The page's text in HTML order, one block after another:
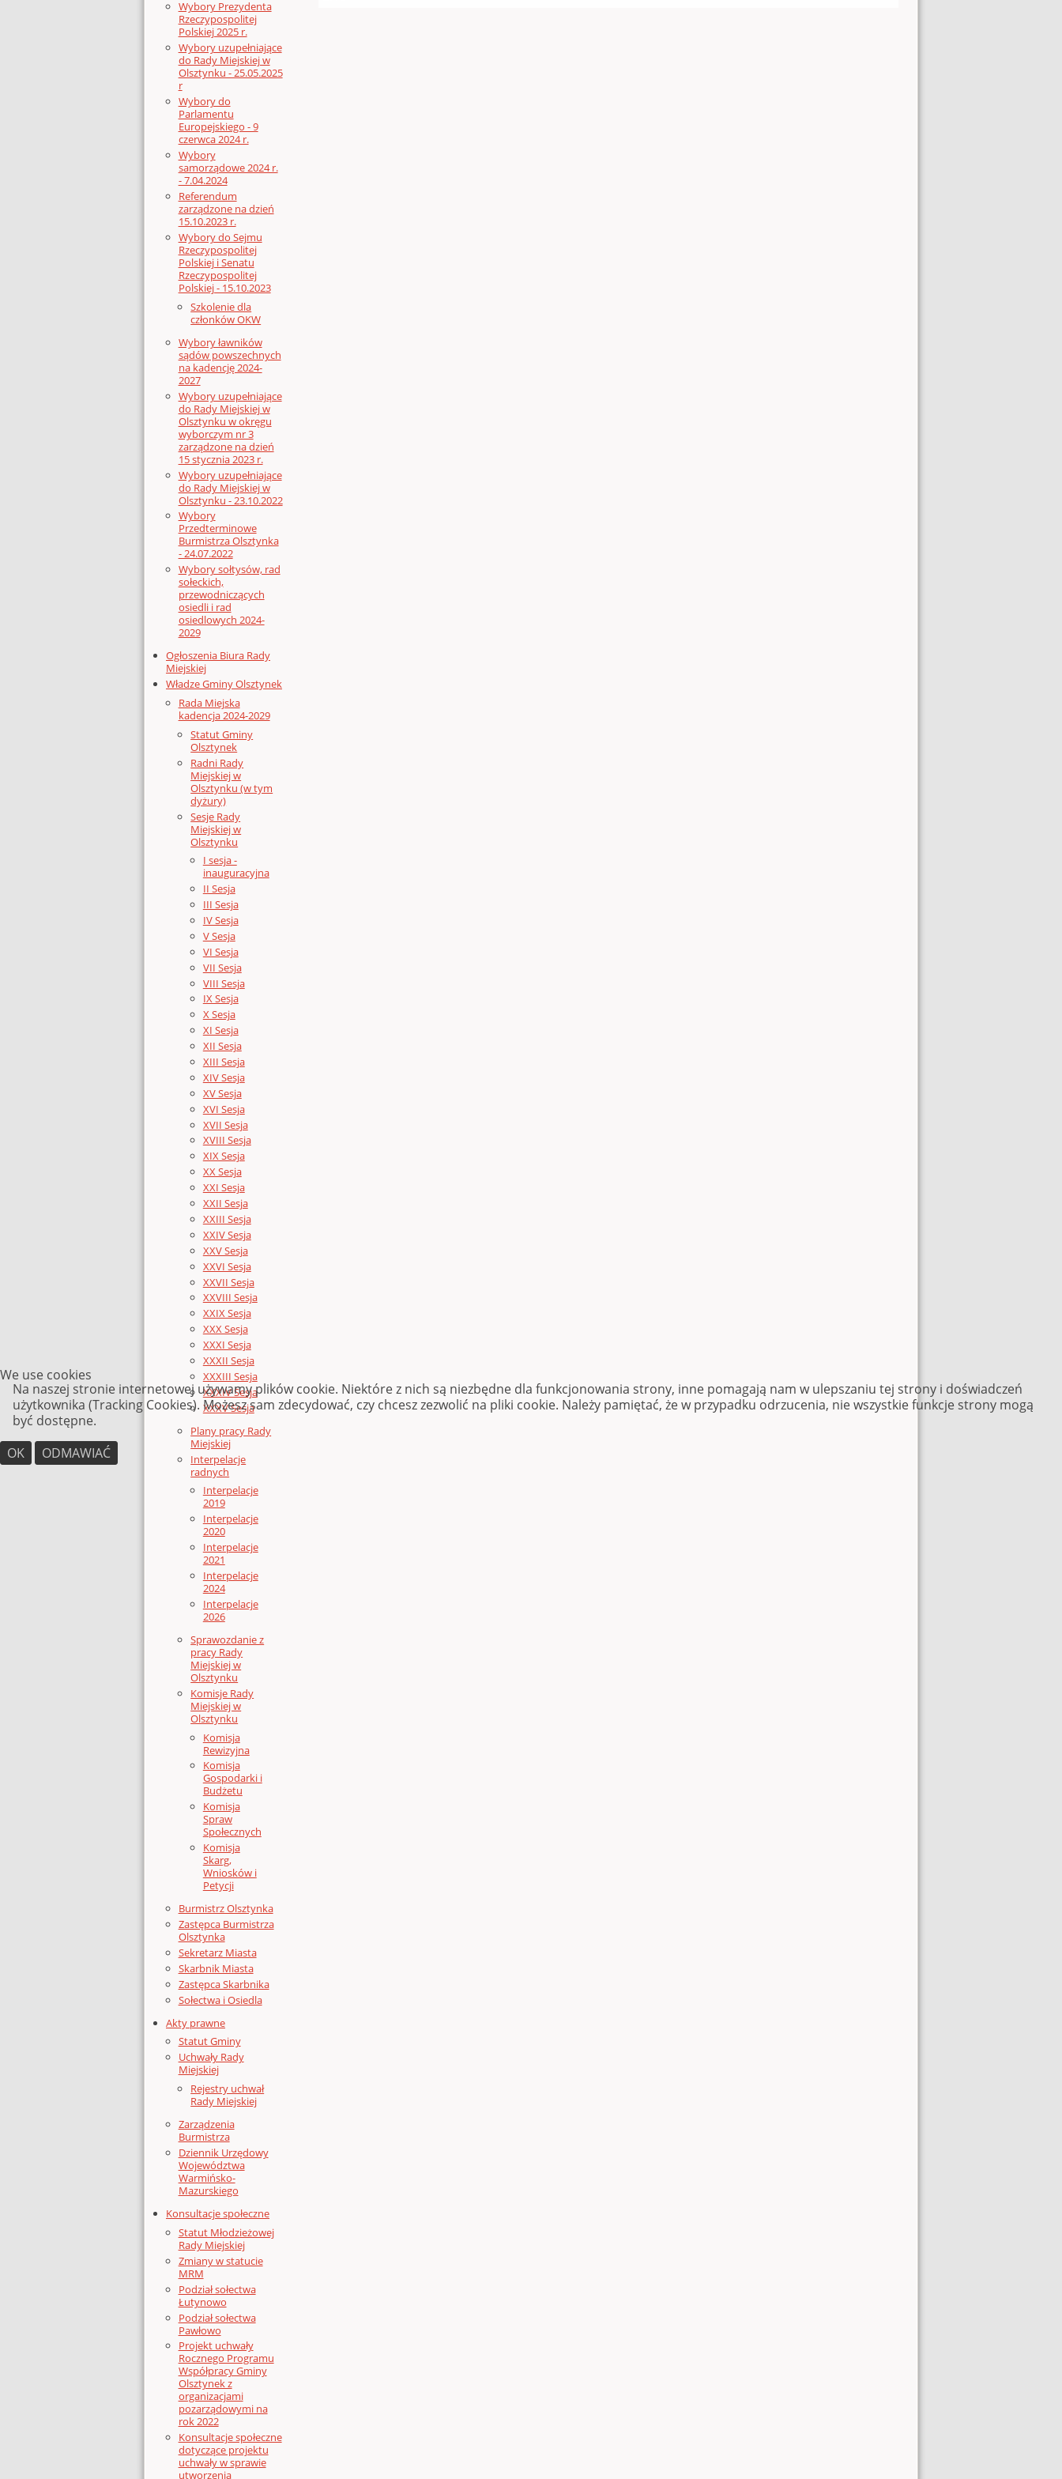
Wybory Prezydenta
Rzeczypospolitej
Polskiej 2025 r.
Wybory uzupełniające
do Rady Miejskiej w
Olsztynku - 25.05.2025
r
Wybory do
Parlamentu
Europejskiego - 9
czerwca 2024 r.
Wybory
samorządowe 2024 r.
- 7.04.2024
Referendum
zarządzone na dzień
15.10.2023 r.
Wybory do Sejmu
Rzeczypospolitej
Polskiej i Senatu
Rzeczypospolitej
Polskiej - 15.10.2023
Szkolenie dla
członków OKW
Wybory ławników
sądów powszechnych
na kadencję 2024-
2027
Wybory uzupełniające
do Rady Miejskiej w
Olsztynku w okręgu
wyborczym nr 3
zarządzone na dzień
15 stycznia 2023 r.
Wybory uzupełniające
do Rady Miejskiej w
Olsztynku - 23.10.2022
Wybory
Przedterminowe
Burmistrza Olsztynka
- 24.07.2022
Wybory sołtysów, rad
sołeckich,
przewodniczących
osiedli i rad
osiedlowych 2024-
2029
Ogłoszenia Biura Rady
Miejskiej
Władze Gminy Olsztynek
Rada Miejska
kadencja 2024-2029
Statut Gminy
Olsztynek
Radni Rady
Miejskiej w
Olsztynku (w tym
dyżury)
Sesje Rady
Miejskiej w
Olsztynku
I sesja -
inauguracyjna
II Sesja
III Sesja
IV Sesja
V Sesja
VI Sesja
VII Sesja
VIII Sesja
IX Sesja
X Sesja
XI Sesja
XII Sesja
XIII Sesja
XIV Sesja
XV Sesja
XVI Sesja
XVII Sesja
XVIII Sesja
XIX Sesja
XX Sesja
XXI Sesja
XXII Sesja
XXIII Sesja
XXIV Sesja
XXV Sesja
XXVI Sesja
XXVII Sesja
XXVIII Sesja
XXIX Sesja
XXX Sesja
XXXI Sesja
XXXII Sesja
XXXIII Sesja
XXXIV Sesja
XXXV Sesja
Plany pracy Rady
Miejskiej
Interpelacje
radnych
Interpelacje
2019
Interpelacje
2020
Interpelacje
2021
Interpelacje
2024
Interpelacje
2026
Sprawozdanie z
pracy Rady
Miejskiej w
Olsztynku
Komisje Rady
Miejskiej w
Olsztynku
Komisja
Rewizyjna
Komisja
Gospodarki i
Budżetu
Komisja
Spraw
Społecznych
Komisja
Skarg,
Wniosków i
Petycji
Burmistrz Olsztynka
Zastępca Burmistrza
Olsztynka
Sekretarz Miasta
Skarbnik Miasta
Zastępca Skarbnika
Sołectwa i Osiedla
Akty prawne
Statut Gminy
Uchwały Rady
Miejskiej
Rejestry uchwał
Rady Miejskiej
Zarządzenia
Burmistrza
Dziennik Urzędowy
Województwa
Warmińsko-
Mazurskiego
Konsultacje społeczne
Statut Młodzieżowej
Rady Miejskiej
Zmiany w statucie
MRM
Podział sołectwa
Łutynowo
Podział sołectwa
Pawłowo
Projekt uchwały
Rocznego Programu
Współpracy Gminy
Olsztynek z
organizacjami
pozarządowymi na
rok 2022
Konsultacje społeczne
dotyczące projektu
uchwały w sprawie
utworzenia
We use cookies
Na naszej stronie internetowej używamy plików cookie. Niektóre z nich są niezbędne dla funkcjonowania strony, inne pomagają nam w ulepszaniu tej strony i doświadczeń
użytkownika (Tracking Cookies). Możesz sam zdecydować, czy chcesz zezwolić na pliki cookie. Należy pamiętać, że w przypadku odrzucenia, nie wszystkie funkcje strony mogą
być dostępne.
OK
ODMAWIAĆ